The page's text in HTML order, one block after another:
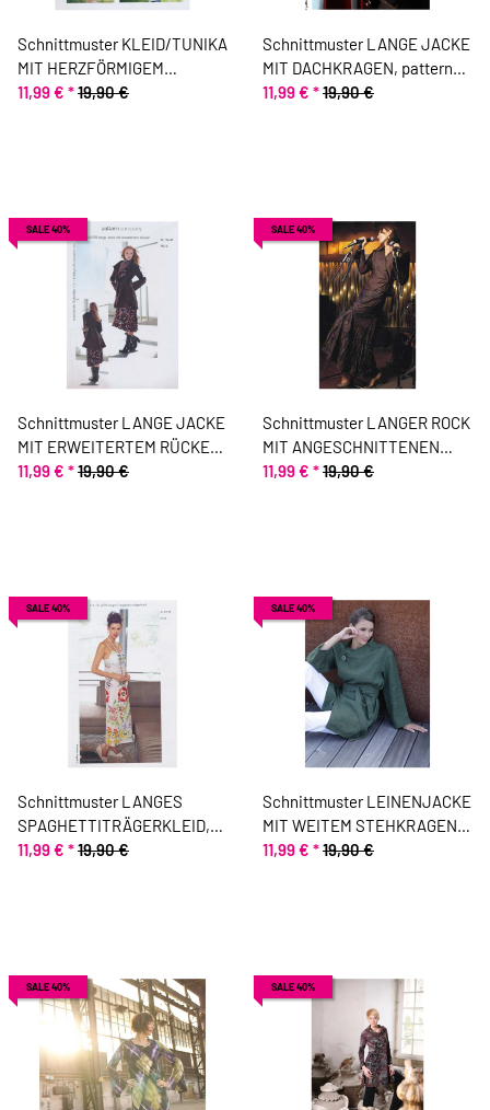
Schnittmuster KLEID/TUNIKA
MIT HERZFÖRMIGEM
AUSSCHNITT, pattern
11,99 € *19,90 €
Schnittmuster LANGE JACKE
MIT DACHKRAGEN, pattern
company
11,99 € *19,90 €
SALE 40%
Schnittmuster LANGE JACKE
MIT ERWEITERTEM RÜCKEN,
pattern company
11,99 € *19,90 €
SALE 40%
Schnittmuster LANGER ROCK
MIT ANGESCHNITTENEN
GODETS, pattern company
11,99 € *19,90 €
SALE 40%
Schnittmuster LANGES
SPAGHETTITRÄGERKLEID,
pattern company
11,99 € *19,90 €
SALE 40%
Schnittmuster LEINENJACKE
MIT WEITEM STEHKRAGEN,
pattern company
11,99 € *19,90 €
SALE 40% SALE 40%